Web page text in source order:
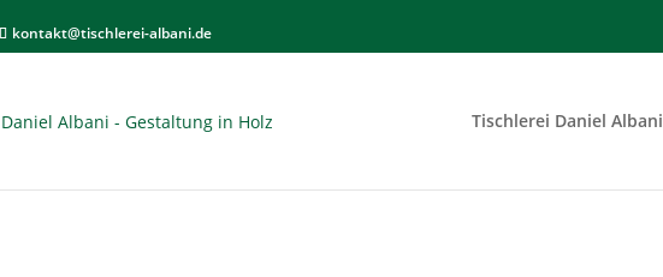
kontakt@tischlerei-albani.de
Tischlerei Daniel Albani